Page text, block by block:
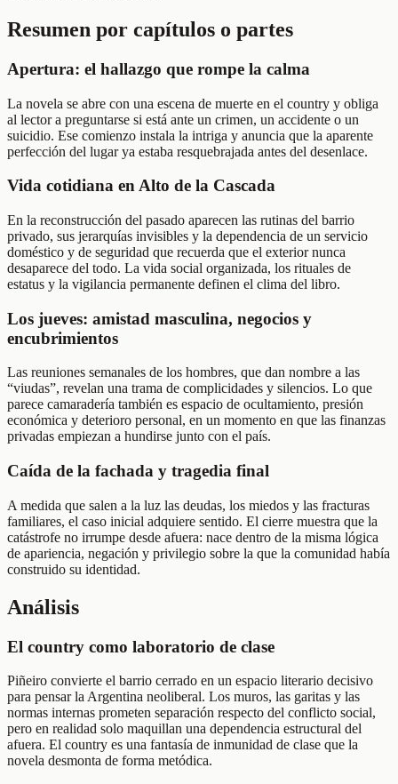
Resumen por capítulos o partes
Apertura: el hallazgo que rompe la calma
La novela se abre con una escena de muerte en el country y obliga
al lector a preguntarse si está ante un crimen, un accidente o un
suicidio. Ese comienzo instala la intriga y anuncia que la aparente
perfección del lugar ya estaba resquebrajada antes del desenlace.
Vida cotidiana en Alto de la Cascada
En la reconstrucción del pasado aparecen las rutinas del barrio
privado, sus jerarquías invisibles y la dependencia de un servicio
doméstico y de seguridad que recuerda que el exterior nunca
desaparece del todo. La vida social organizada, los rituales de
estatus y la vigilancia permanente definen el clima del libro.
Los jueves: amistad masculina, negocios y
encubrimientos
Las reuniones semanales de los hombres, que dan nombre a las
“viudas”, revelan una trama de complicidades y silencios. Lo que
parece camaradería también es espacio de ocultamiento, presión
económica y deterioro personal, en un momento en que las finanzas
privadas empiezan a hundirse junto con el país.
Caída de la fachada y tragedia final
A medida que salen a la luz las deudas, los miedos y las fracturas
familiares, el caso inicial adquiere sentido. El cierre muestra que la
catástrofe no irrumpe desde afuera: nace dentro de la misma lógica
de apariencia, negación y privilegio sobre la que la comunidad había
construido su identidad.
Análisis
El country como laboratorio de clase
Piñeiro convierte el barrio cerrado en un espacio literario decisivo
para pensar la Argentina neoliberal. Los muros, las garitas y las
normas internas prometen separación respecto del conflicto social,
pero en realidad solo maquillan una dependencia estructural del
afuera. El country es una fantasía de inmunidad de clase que la
novela desmonta de forma metódica.